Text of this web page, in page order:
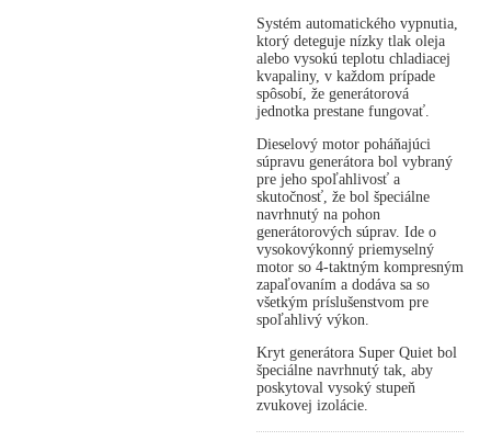
Systém automatického vypnutia,
ktorý deteguje nízky tlak oleja
alebo vysokú teplotu chladiacej
kvapaliny, v každom prípade
spôsobí, že generátorová
jednotka prestane fungovať.
Dieselový motor poháňajúci
súpravu generátora bol vybraný
pre jeho spoľahlivosť a
skutočnosť, že bol špeciálne
navrhnutý na pohon
generátorových súprav. Ide o
vysokovýkonný priemyselný
motor so 4-taktným kompresným
zapaľovaním a dodáva sa so
všetkým príslušenstvom pre
spoľahlivý výkon.
Kryt generátora Super Quiet bol
špeciálne navrhnutý tak, aby
poskytoval vysoký stupeň
zvukovej izolácie.